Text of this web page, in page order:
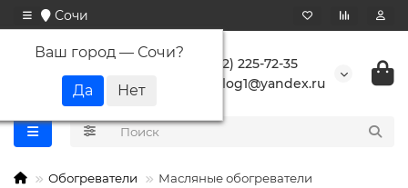
Сочи
Ваш город — Сочи?
+7 (862) 225-72-35
buranlog1@yandex.ru
Обогреватели Масляные обогреватели